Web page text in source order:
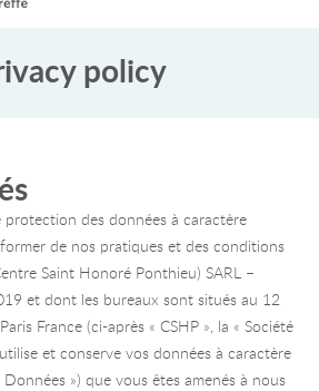
policy
protection des données à caractère
de nos pratiques et des conditions
Saint Honoré Ponthieu) SARL –
et dont les bureaux sont situés au 12
France (ci-après « CSHP », la « Société
et conserve vos données à caractère
») que vous êtes amenés à nous